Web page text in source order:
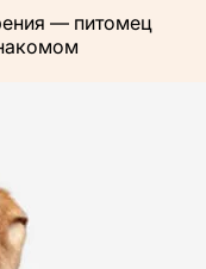
— питомец